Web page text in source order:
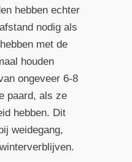
hebben echter
nodig als
met de
houden
ongeveer 6-8
paard, als ze
hebben. Dit
weidegang,